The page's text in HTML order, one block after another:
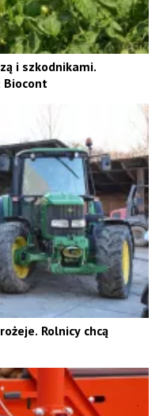
i szkodnikami.
Biocont
Rolnicy chcą